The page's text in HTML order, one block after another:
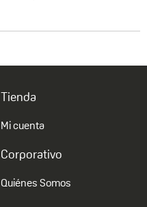
Tienda
Mi cuenta
Corporativo
Quiénes Somos